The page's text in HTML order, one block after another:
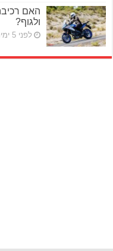
האם
ולגוף?
לפני 5 ימים